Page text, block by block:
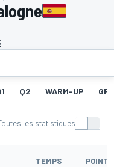
Q2 WARM-UP
les statistiques
TEMPS POINTS